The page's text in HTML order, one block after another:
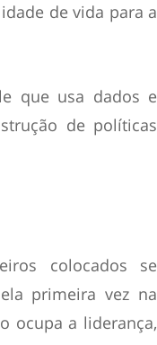
de vida para a
que usa dados e
de políticas
colocados se
primeira vez na
ocupa a liderança,